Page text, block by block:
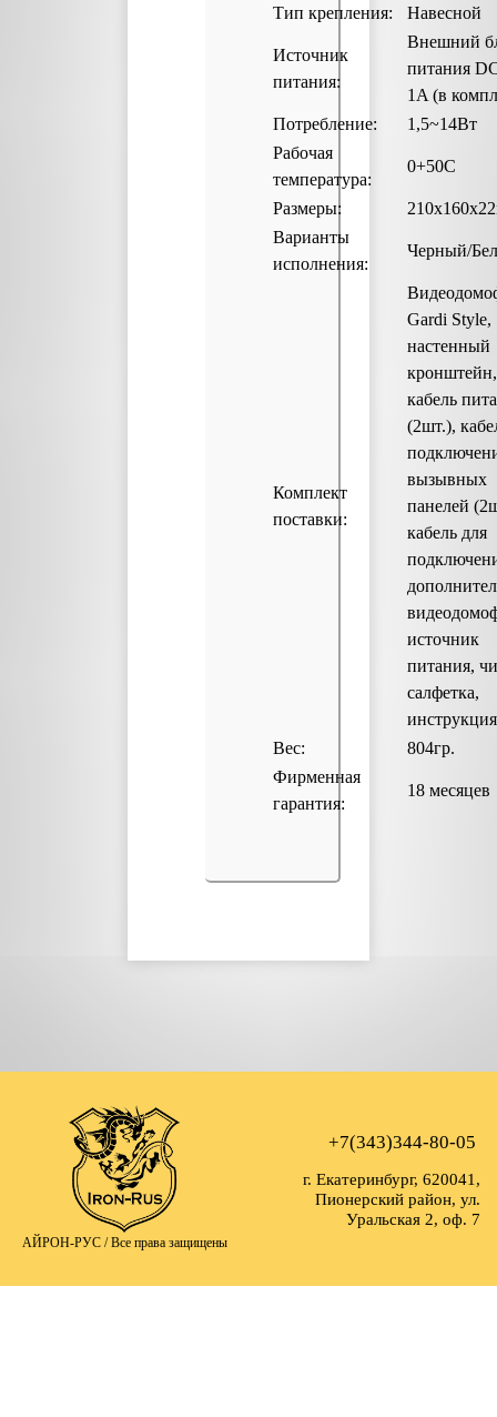
Тип крепления:
Навесной
Источник
питания:
Внешний
питания
1A (в
Потребление:
1,5~14Вт
Рабочая
температура:
0+50С
Размеры:
Варианты
исполнения:
Черный/
Комплект
поставки:
Gardi Style,
настенный
кронштейн,
кабель
(2шт.),
вызывных
панелей
кабель для
источник
питания,
салфетка,
инструкция
Вес:
804гр.
Фирменная
гарантия:
18 месяцев
АЙРОН-РУС /Все права защищены
+7(343)344-80-05
г. Екатеринбург, 620041,
Пионерский район, ул.
Уральская 2, оф. 7